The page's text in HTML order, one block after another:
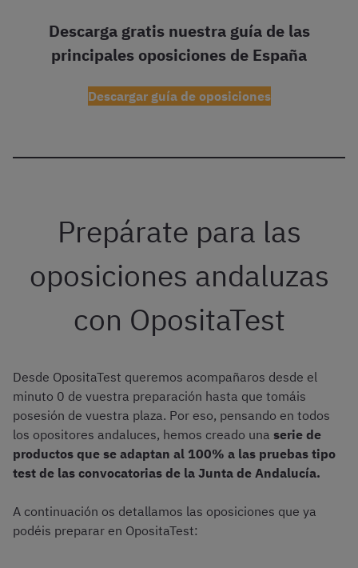
Descarga gratis nuestra guía de las
principales oposiciones de España
Descargar guía de oposiciones
Prepárate para las
oposiciones andaluzas
con OpositaTest
Desde OpositaTest queremos acompañaros desde el
minuto 0 de vuestra preparación hasta que tomáis
posesión de vuestra plaza. Por eso, pensando en todos
los opositores andaluces, hemos creado una serie de
productos que se adaptan al 100% a las pruebas tipo
test de las convocatorias de la Junta de Andalucía.
A continuación os detallamos las oposiciones que ya
podéis preparar en OpositaTest: